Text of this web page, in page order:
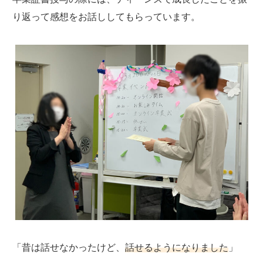
り返って感想をお話ししてもらっています。
「昔は話せなかったけど、 話せるようになりました 」